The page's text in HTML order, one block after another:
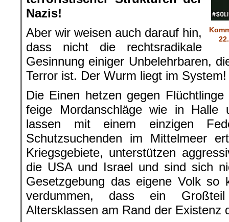
Nazis!
Aber wir weisen auch darauf hin,
dass nicht die rechtsradikale
Gesinnung einiger Unbelehrbaren,
Terror ist. Der Wurm liegt im System!
Die Einen hetzen gegen
feige Mordanschläge wie in Halle
lassen mit einem einzigen
Schutzsuchenden im Mittelmeer
Kriegsgebiete, unterstützen
die USA und Israel und sind sich
Gesetzgebung das eigene Volk
verdummen, dass ein
Altersklassen am Rand der Existenz